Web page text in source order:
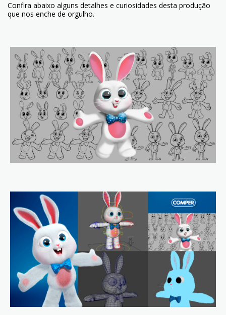
Confira abaixo alguns detalhes e curiosidades desta produção
que nos enche de orgulho.